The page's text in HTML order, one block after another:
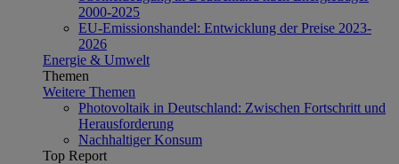
2000-2025
EU-Emissionshandel: Entwicklung der Preise 2023-
2026
Energie & Umwelt
Themen
Weitere Themen
Photovoltaik in Deutschland: Zwischen Fortschritt und
Herausforderung
Nachhaltiger Konsum
Top Report